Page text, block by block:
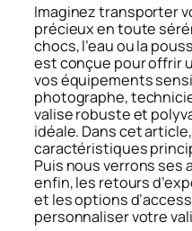
Imaginez transporter
précieux en toute
chocs, l’eau ou la
est conçue pour offrir
vos équipements
photographe,
valise robuste et
idéale. Dans cet
caractéristiques
Puis nous verrons ses
enfin, les retours
et les options
personnaliser votre